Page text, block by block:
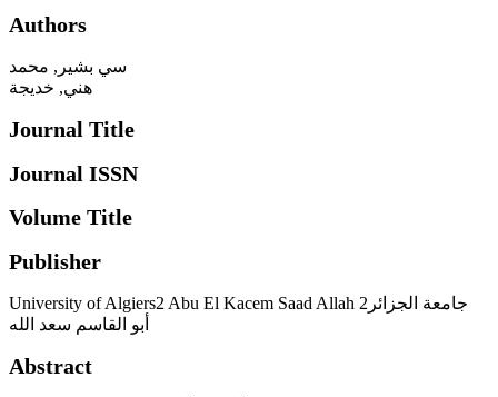
Authors
سي بشير, محمد
هني, خديجة
Journal Title
Journal ISSN
Volume Title
Publisher
University of Algiers2 Abu El Kacem Saad Allah جامعة الجزائر2
أبو القاسم سعد الله
Abstract